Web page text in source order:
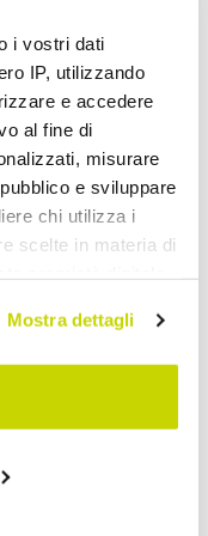
i vostri dati
IP, utilizzando
e accedere
al fine di
misurare
e sviluppare
chi utilizza i
scelte in materia di
in qualsiasi
o facendo clic
tua posizione
Mostra dettagli
it now!